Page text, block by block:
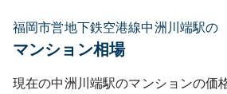
福岡市営地下鉄空港線中洲川端駅の
マンション相場
現在の中洲川端駅のマンションの価